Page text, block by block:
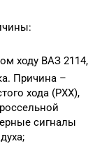
ходу ВАЗ 2114,
Причина –
хода (РХХ),
сигналы